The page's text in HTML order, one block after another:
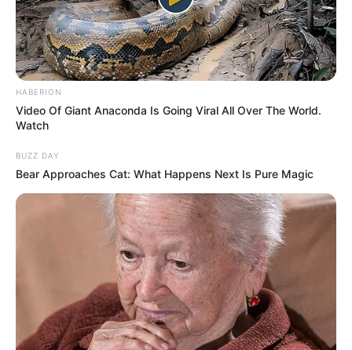
HABERION
Video Of Giant Anaconda Is Going Viral All Over The World.
Watch
BUZZ DAY
Bear Approaches Cat: What Happens Next Is Pure Magic